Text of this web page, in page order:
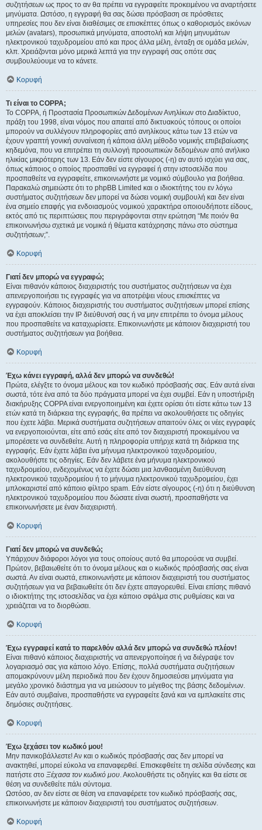
συζητήσεων ως προς το αν θα πρέπει να εγγραφείτε προκειμένου να αναρτήσετε
μηνύματα. Ωστόσο, η εγγραφή θα σας δώσει πρόσβαση σε πρόσθετες
υπηρεσίες που δεν είναι διαθέσιμες σε επισκέπτες όπως ο καθορισμός εικόνων
μελών (avatars), προσωπικά μηνύματα, αποστολή και λήψη μηνυμάτων
ηλεκτρονικού ταχυδρομείου από και προς άλλα μέλη, ένταξη σε ομάδα μελών,
κλπ. Χρειάζονται μόνο μερικά λεπτά για την εγγραφή σας οπότε σας
συμβουλεύουμε να το κάνετε.
Κορυφή
Τι είναι το COPPA;
Το COPPA, ή Προστασία Προσωπικών Δεδομένων Ανηλίκων στο Διαδίκτυο,
πράξη του 1998, είναι νόμος που απαιτεί από δικτυακούς τόπους οι οποίοι
μπορούν να συλλέγουν πληροφορίες από ανηλίκους κάτω των 13 ετών να
έχουν γραπτή γονική συναίνεση ή κάποια άλλη μέθοδο νομικής επιβεβαίωσης
κηδεμόνα, που να επιτρέπει τη συλλογή προσωπικών δεδομένων από ανήλικο
ηλικίας μικρότερης των 13. Εάν δεν είστε σίγουρος (-η) αν αυτό ισχύει για σας,
όπως κάποιος ο οποίος προσπαθεί να εγγραφεί ή στην ιστοσελίδα που
προσπαθείτε να εγγραφείτε, επικοινωνήστε με νομικό σύμβουλο για βοήθεια.
Παρακαλώ σημειώστε ότι το phpBB Limited και ο ιδιοκτήτης του εν λόγω
συστήματος συζητήσεων δεν μπορεί να δώσει νομική συμβουλή και δεν είναι
ένα σημείο επαφής για ενδοιασμούς νομικού χαρακτήρα οποιουδήποτε είδους,
εκτός από τις περιπτώσεις που περιγράφονται στην ερώτηση “Με ποιόν θα
επικοινωνήσω σχετικά με νομικά ή θέματα κατάχρησης πάνω στο σύστημα
συζητήσεων;”.
Κορυφή
Γιατί δεν μπορώ να εγγραφώ;
Είναι πιθανόν κάποιος διαχειριστής του συστήματος συζητήσεων να έχει
απενεργοποιήσει τις εγγραφές για να αποτρέψει νέους επισκέπτες να
εγγραφούν. Κάποιος διαχειριστής του συστήματος συζητήσεων μπορεί επίσης
να έχει αποκλείσει την IP διεύθυνσή σας ή να μην επιτρέπει το όνομα μέλους
που προσπαθείτε να καταχωρίσετε. Επικοινωνήστε με κάποιον διαχειριστή του
συστήματος συζητήσεων για βοήθεια.
Κορυφή
Έχω κάνει εγγραφή, αλλά δεν μπορώ να συνδεθώ!
Πρώτα, ελέγξτε το όνομα μέλους και τον κωδικό πρόσβασής σας. Εάν αυτά είναι
σωστά, τότε ένα από τα δύο πράγματα μπορεί να έχει συμβεί. Εάν η υποστήριξη
διακήρυξης COPPA είναι ενεργοποιημένη και έχετε ορίσει ότι είστε κάτω των 13
ετών κατά τη διάρκεια της εγγραφής, θα πρέπει να ακολουθήσετε τις οδηγίες
που έχετε λάβει. Μερικά συστήματα συζητήσεων απαιτούν όλες οι νέες εγγραφές
να ενεργοποιούνται, είτε από εσάς είτε από τον διαχειριστή προκειμένου να
μπορέσετε να συνδεθείτε. Αυτή η πληροφορία υπήρχε κατά τη διάρκεια της
εγγραφής. Εάν έχετε λάβει ένα μήνυμα ηλεκτρονικού ταχυδρομείου,
ακολουθήστε τις οδηγίες. Εάν δεν λάβετε ένα μήνυμα ηλεκτρονικού
ταχυδρομείου, ενδεχομένως να έχετε δώσει μια λανθασμένη διεύθυνση
ηλεκτρονικού ταχυδρομείου ή το μήνυμα ηλεκτρονικού ταχυδρομείου, έχει
μπλοκαριστεί από κάποιο φίλτρο spam. Εάν είστε σίγουρος (-η) ότι η διεύθυνση
ηλεκτρονικού ταχυδρομείου που δώσατε είναι σωστή, προσπαθήστε να
επικοινωνήσετε με έναν διαχειριστή.
Κορυφή
Γιατί δεν μπορώ να συνδεθώ;
Υπάρχουν διάφοροι λόγοι για τους οποίους αυτό θα μπορούσε να συμβεί.
Πρώτον, βεβαιωθείτε ότι το όνομα μέλους και ο κωδικός πρόσβασής σας είναι
σωστά. Αν είναι σωστά, επικοινωνήστε με κάποιον διαχειριστή του συστήματος
συζητήσεων για να βεβαιωθείτε ότι δεν έχετε απαγορευθεί. Είναι επίσης πιθανό
ο ιδιοκτήτης της ιστοσελίδας να έχει κάποιο σφάλμα στις ρυθμίσεις και να
χρειάζεται να το διορθώσει.
Κορυφή
Έχω εγγραφεί κατά το παρελθόν αλλά δεν μπορώ να συνδεθώ πλέον!
Είναι πιθανό κάποιος διαχειριστής να απενεργοποίησε ή να διέγραψε τον
λογαριασμό σας για κάποιο λόγο. Επίσης, πολλά συστήματα συζητήσεων
απομακρύνουν μέλη περιοδικά που δεν έχουν δημοσιεύσει μηνύματα για
μεγάλο χρονικό διάστημα για να μειώσουν το μέγεθος της βάσης δεδομένων.
Εάν αυτό συμβαίνει, προσπαθήστε να εγγραφείτε ξανά και να εμπλακείτε στις
δημόσιες συζητήσεις.
Κορυφή
Έχω ξεχάσει τον κωδικό μου!
Μην πανικοβάλλεστε! Αν και ο κωδικός πρόσβασής σας δεν μπορεί να
ανακτηθεί, μπορεί εύκολα να επαναφερθεί. Επισκεφθείτε τη σελίδα σύνδεσης και
πατήστε στο Ξέχασα τον κωδικό μου. Ακολουθήστε τις οδηγίες και θα είστε σε
θέση να συνδεθείτε πάλι σύντομα.
Ωστόσο, αν δεν είστε σε θέση να επαναφέρετε τον κωδικό πρόσβασής σας,
επικοινωνήστε με κάποιον διαχειριστή του συστήματος συζητήσεων.
Κορυφή